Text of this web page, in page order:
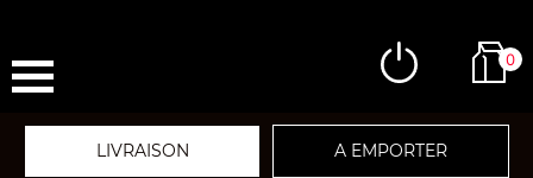
0
LIVRAISON A EMPORTER